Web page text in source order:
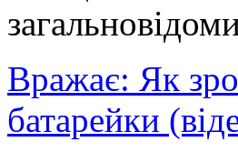
Вражає: Як
батарейки